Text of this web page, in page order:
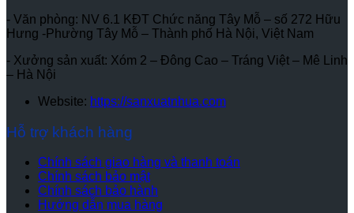
- Văn phòng: NV 6.1 KĐT Chức năng Tây Mỗ – số 272 Hữu
Hưng -Phường Tây Mỗ – Thành phố Hà Nội, Việt Nam
- Xưởng sản xuất: Xóm 2 – Đông Cao – Tráng Việt – Mê Linh
– Hà Nội
Website: https://sanxuatnhua.com
Hỗ trợ khách hàng
Chính sách giao hàng và thanh toán
Chính sách bảo mật
Chính sách bảo hành
Hướng dẫn mua hàng